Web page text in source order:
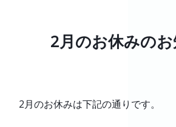
店舗案内2月のお休みの
2月のお休みは下記の通りです。